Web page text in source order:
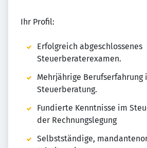
Ihr Profil:
Erfolgreich abgeschlossenes
Steuerberaterexamen.
Mehrjährige Berufserfahrung
Steuerberatung.
Fundierte Kenntnisse im
der Rechnungslegung
Selbstständige,